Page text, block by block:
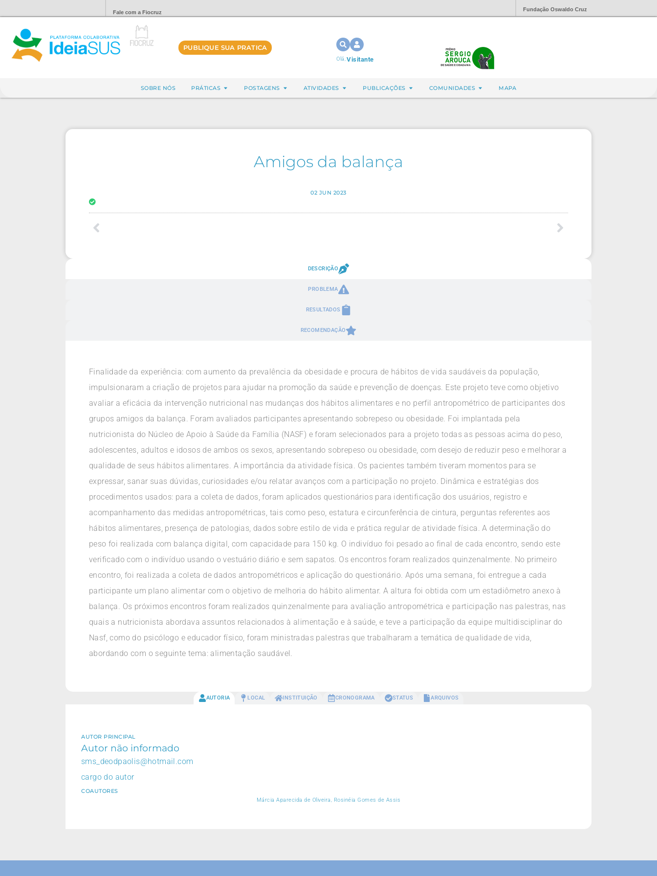
Fale com a Fiocruz Fundação Oswaldo Cruz
PUBLIQUE SUA PRATICA
Olá,Visitante
SOBRE NÓS PRÁTICAS POSTAGENS ATIVIDADES PUBLICAÇÕES COMUNIDADES MAPA
Amigos da balança
02 JUN 2023
DESCRIÇÃO
PROBLEMA
RESULTADOS
RECOMENDAÇÃO
Finalidade da experiência: com aumento da prevalência da obesidade e procura de hábitos de vida saudáveis da população,
impulsionaram a criação de projetos para ajudar na promoção da saúde e prevenção de doenças. Este projeto teve como objetivo
avaliar a eficácia da intervenção nutricional nas mudanças dos hábitos alimentares e no perfil antropométrico de participantes dos
grupos amigos da balança. Foram avaliados participantes apresentando sobrepeso ou obesidade. Foi implantada pela
nutricionista do Núcleo de Apoio à Saúde da Família (NASF) e foram selecionados para a projeto todas as pessoas acima do peso,
adolescentes, adultos e idosos de ambos os sexos, apresentando sobrepeso ou obesidade, com desejo de reduzir peso e melhorar a
qualidade de seus hábitos alimentares. A importância da atividade física. Os pacientes também tiveram momentos para se
expressar, sanar suas dúvidas, curiosidades e/ou relatar avanços com a participação no projeto. Dinâmica e estratégias dos
procedimentos usados: para a coleta de dados, foram aplicados questionários para identificação dos usuários, registro e
acompanhamento das medidas antropométricas, tais como peso, estatura e circunferência de cintura, perguntas referentes aos
hábitos alimentares, presença de patologias, dados sobre estilo de vida e prática regular de atividade física. A determinação do
peso foi realizada com balança digital, com capacidade para 150 kg. O indivíduo foi pesado ao final de cada encontro, sendo este
verificado com o indivíduo usando o vestuário diário e sem sapatos. Os encontros foram realizados quinzenalmente. No primeiro
encontro, foi realizada a coleta de dados antropométricos e aplicação do questionário. Após uma semana, foi entregue a cada
participante um plano alimentar com o objetivo de melhoria do hábito alimentar. A altura foi obtida com um estadiômetro anexo à
balança. Os próximos encontros foram realizados quinzenalmente para avaliação antropométrica e participação nas palestras, nas
quais a nutricionista abordava assuntos relacionados à alimentação e à saúde, e teve a participação da equipe multidisciplinar do
Nasf, como do psicólogo e educador físico, foram ministradas palestras que trabalharam a temática de qualidade de vida,
abordando com o seguinte tema: alimentação saudável.
AUTORIA LOCAL INSTITUIÇÃO CRONOGRAMA STATUS ARQUIVOS
AUTOR PRINCIPAL
Autor não informado
sms_deodpaolis@hotmail.com
cargo do autor
COAUTORES
Márcia Aparecida de Oliveira, Rosinéia Gomes de Assis